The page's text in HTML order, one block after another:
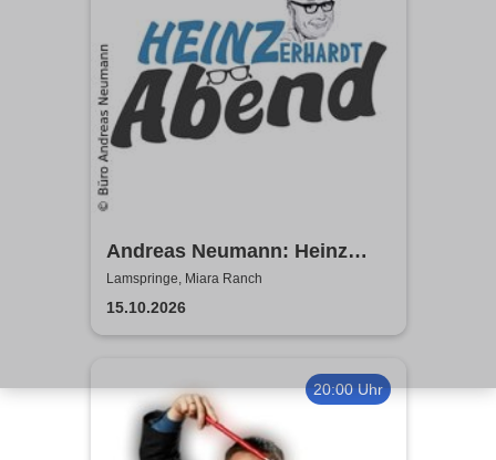
Andreas Neumann: Heinz
Erhardt Dinner Show
Lamspringe, Miara Ranch
15.10.2026
20:00 Uhr